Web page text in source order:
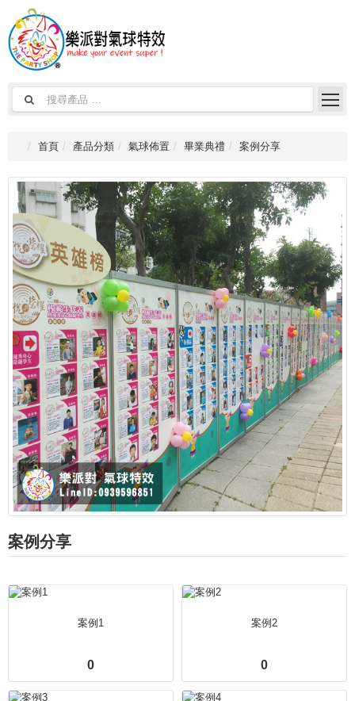
首頁 產品分類 氣球佈置 畢業典禮 案例分享
案例分享
案例1
0
案例2
0